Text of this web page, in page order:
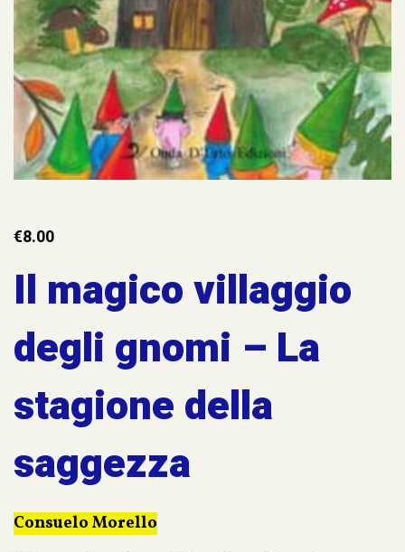
Il magico villaggio
degli gnomi – La
stagione della
saggezza
€8.00
Consuelo Morello